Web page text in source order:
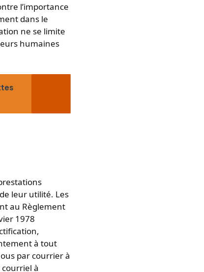
l’importance
dans le
ne se limite
humaines
leur utilité. Les
au Règlement
1978
à tout
par courrier à
à